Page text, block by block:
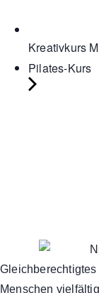
Kreativkurs
Pilates-Kurs
Menschen